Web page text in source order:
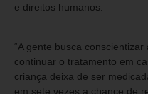
e direitos humanos.
“A gente busca
continuar o tratamento em
criança deixa de ser
em sete vezes a chance de